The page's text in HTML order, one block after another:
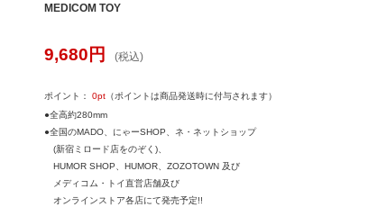
MEDICOM TOY
9,680 円 (税込)
ポイント： 0pt （ポイントは商品発送時に付与されます）
●全高約280mm
●全国のMADO、にゃーSHOP、ネ・ネットショップ
(新宿ミロード店をのぞく)、
HUMOR SHOP、HUMOR、ZOZOTOWN 及び
メディコム・トイ直営店舗及び
オンラインストア各店にて発売予定!!